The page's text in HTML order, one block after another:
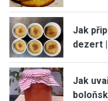
Jak
dezert
Jak